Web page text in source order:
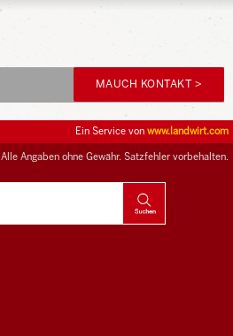
MAUCH KONTAKT >
Alle Angaben ohne Gewähr. Satzfehler vorbehalten.
Ein Service von www.landwirt.com